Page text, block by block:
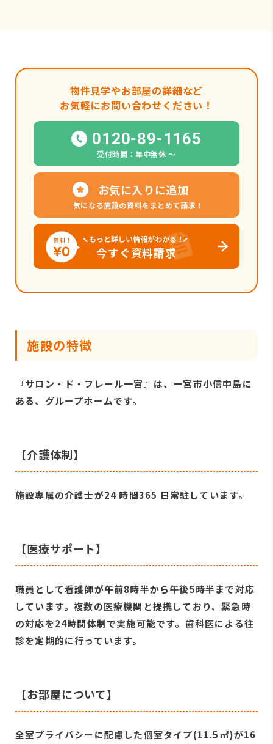
物件見学やお部屋の詳細など
お気軽にお問い合わせください！
0120-89-1165
受付時間：年中無休 〜
お気に入りに追加
気になる施設の資料をまとめて請求！
もっと詳しい情報がわかる！
今すぐ資料請求
施設の特徴
『サロン・ド・フレール一宮』は、一宮市小信中島に
ある、グループホームです。
【介護体制】
施設専属の介護士が24 時間365 日常駐しています。
【医療サポート】
職員として看護師が午前8時半から午後5時半まで対応
しています。複数の医療機関と提携しており、緊急時
の対応を24時間体制で実施可能です。歯科医による往
診を定期的に行っています。
【お部屋について】
全室プライバシーに配慮した個室タイプ(11.5㎡)が16